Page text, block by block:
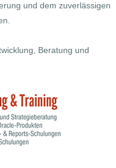
und dem zuverlässigen
Beratung und